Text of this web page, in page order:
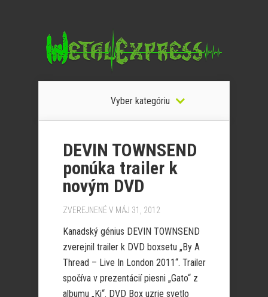
Vyber kategóriu
DEVIN TOWNSEND
ponúka trailer k
novým DVD
ZVEREJNENÉ V MÁJ 31, 2012
Kanadský génius DEVIN TOWNSEND
zverejnil trailer k DVD boxsetu „By A
Thread – Live In London 2011“. Trailer
spočíva v prezentácií piesni „Gato“ z
albumu „Ki“. DVD Box uzrie svetlo